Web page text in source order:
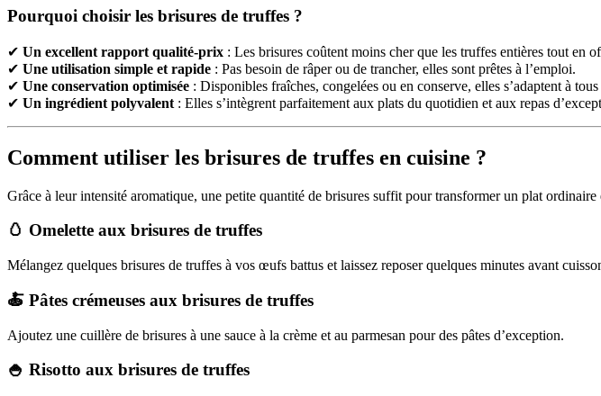
Pourquoi choisir les brisures de truffes ?
✔ Un excellent rapport qualité-prix : Les brisures coûtent moins cher que les truffes entières tout en
✔ Une utilisation simple et rapide : Pas besoin de râper ou de trancher, elles sont prêtes à l’emploi.
✔ Une conservation optimisée : Disponibles fraîches, congelées ou en conserve, elles s’adaptent à
✔ Un ingrédient polyvalent : Elles s’intègrent parfaitement aux plats du quotidien et aux repas
Comment utiliser les brisures de truffes en cuisine ?
Grâce à leur intensité aromatique, une petite quantité de brisures suffit pour transformer un plat
🥚 Omelette aux brisures de truffes
Mélangez quelques brisures de truffes à vos œufs battus et laissez reposer quelques minutes avant
🍝 Pâtes crémeuses aux brisures de truffes
Ajoutez une cuillère de brisures à une sauce à la crème et au parmesan pour des pâtes d’exception.
🍚 Risotto aux brisures de truffes